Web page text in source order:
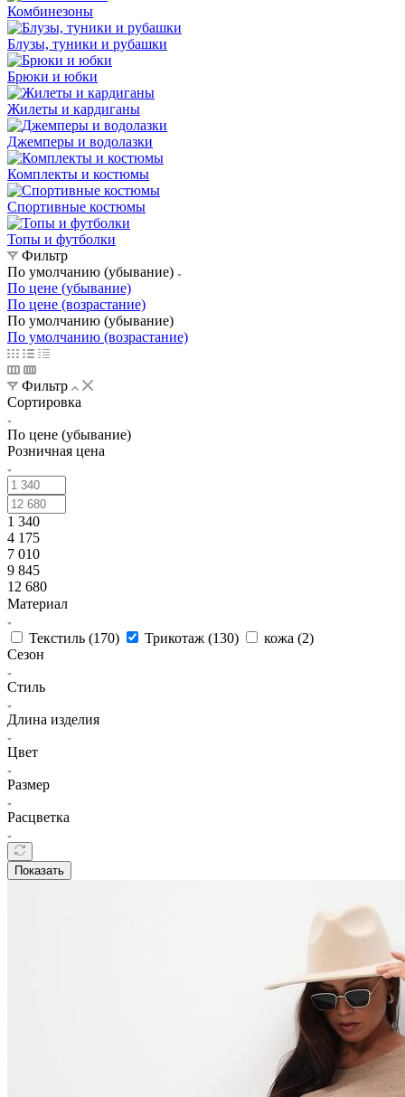
Комбинезоны
Блузы, туники и рубашки
Брюки и юбки
Жилеты и кардиганы
Джемперы и водолазки
Комплекты и костюмы
Спортивные костюмы
Топы и футболки
Фильтр
По умолчанию (убывание)
По цене (убывание)
По цене (возрастание)
По умолчанию (убывание)
По умолчанию (возрастание)
Фильтр
Сортировка
По цене (убывание)
Розничная цена
1 340
4 175
7 010
9 845
12 680
Материал
Текстиль (170) Трикотаж (130) кожа (2)
Сезон
Стиль
Длина изделия
Цвет
Размер
Расцветка
Показать